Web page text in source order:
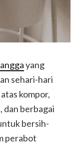
yang
sehari-hari
kompor,
dan berbagai
bersih-
perabot